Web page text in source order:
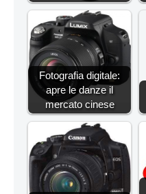
Fotografia digitale:
apre le danze il
mercato cinese